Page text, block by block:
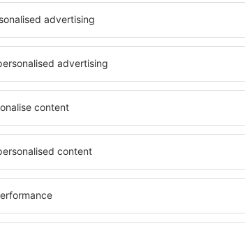
Arată mai multe oferte
Economiseşte timp și
Rezervă un pachet Zbor
pe eSky.ro!